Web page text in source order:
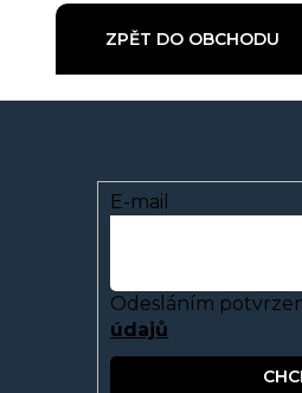
ZPĚT DO OBCHODU
E-mail
Odesláním
údajů